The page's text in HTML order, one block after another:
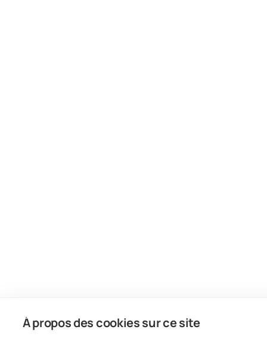
À propos des cookies sur ce site